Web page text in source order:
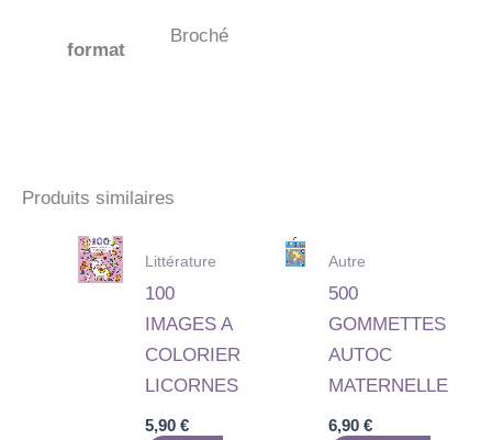
format
Broché
Produits similaires
Littérature
100
IMAGES A
COLORIER
LICORNES
5,90€
Autre
500
GOMMETTES
AUTOC
MATERNELLE
6,90 €